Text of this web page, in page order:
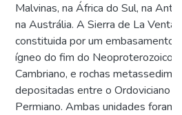
Malvinas, na África do Sul, na
na Austrália. A Sierra de La
constituida por um embasamento
ígneo do fim do Neoproterozoico
Cambriano, e rochas
depositadas entre o Ordoviciano e
Permiano. Ambas unidades foram